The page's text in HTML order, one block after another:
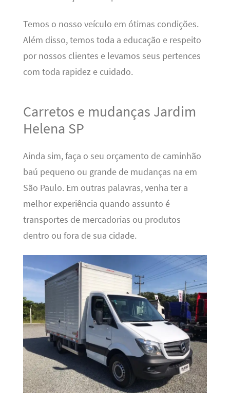
Temos o nosso veículo em ótimas condições.
Além disso, temos toda a educação e respeito
por nossos clientes e levamos seus pertences
com toda rapidez e cuidado.
Carretos e mudanças Jardim
Helena SP
Ainda sim, faça o seu orçamento de caminhão
baú pequeno ou grande de mudanças na em
São Paulo. Em outras palavras, venha ter a
melhor experiência quando assunto é
transportes de mercadorias ou produtos
dentro ou fora de sua cidade.